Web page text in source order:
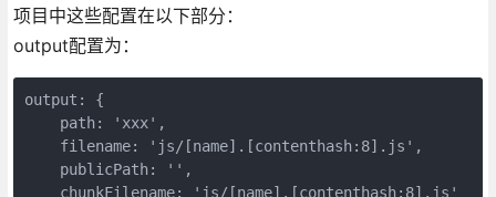
项目中这些配置在以下部分：
output配置为：
output: {
    path: 'xxx',
    filename: 'js/[name].[contenthash:8].js',
    publicPath: '',
    chunkFilename: 'js/[name].[contenthash:8].js'